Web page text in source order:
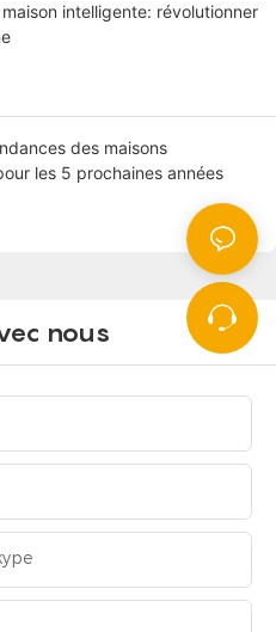
intelligente: révolutionner
des maisons
les 5 prochaines années
nous